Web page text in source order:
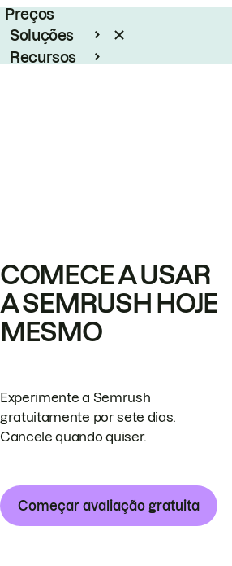
Preços
Soluções
Recursos
COMECE A USAR
A SEMRUSH HOJE
MESMO
Experimente a Semrush
gratuitamente por sete dias.
Cancele quando quiser.
Começar avaliação gratuita